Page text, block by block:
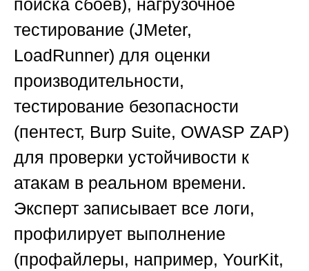
поиска сбоев), нагрузочное
тестирование (JMeter,
LoadRunner) для оценки
производительности,
тестирование безопасности
(пентест, Burp Suite, OWASP ZAP)
для проверки устойчивости к
атакам в реальном времени.
Эксперт записывает все логи,
профилирует выполнение
(профайлеры, например, YourKit,